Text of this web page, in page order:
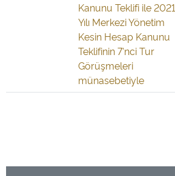
Kanunu Teklifi ile 2021
Yılı Merkezi Yönetim
Kesin Hesap Kanunu
Teklifinin 7'nci Tur
Görüşmeleri
münasebetiyle